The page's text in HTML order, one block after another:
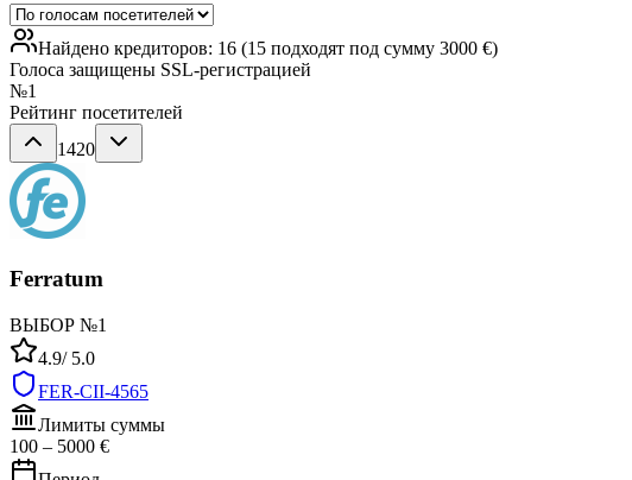
Найдено кредиторов: 16 (15 подходят под сумму 3000 €)
Голоса защищены SSL-регистрацией
№1
Рейтинг посетителей
1420
Ferratum
ВЫБОР №1
4.9/ 5.0
FER-CII-4565
Лимиты суммы
100 – 5000 €